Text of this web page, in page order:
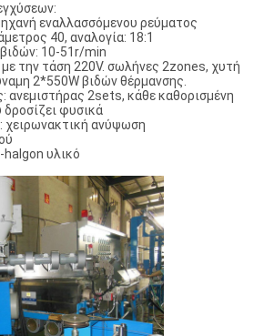
εναλλασσόμενου ρεύματος
40, αναλογία: 18:1
10-51r/min
την τάση 220V. σωλήνες 2zones, χυτή
2*550W βιδών θέρμανσης.
ανεμιστήρας 2sets, κάθε καθορισμένη
φυσικά
ανύψωση
halgon υλικό